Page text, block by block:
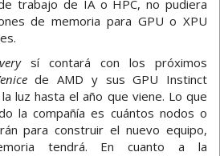
trabajo de IA o HPC, no pudiera
de memoria para GPU o XPU
sí contará con los próximos
de AMD y sus GPU Instinct
luz hasta el año que viene. Lo que
la compañía es cuántos nodos o
para construir el nuevo equipo,
tendrá. En cuanto a la